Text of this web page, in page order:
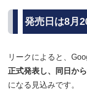
発売日は8月
リークによると、
正式発表し、同日か
になる見込みです。